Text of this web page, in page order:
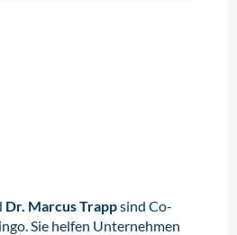
Dr. Marcus Trappsind Co-
Sie helfen Unternehmen